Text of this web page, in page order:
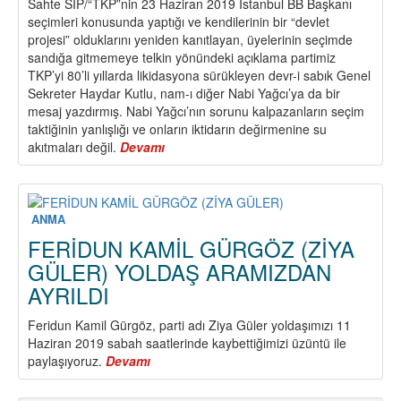
seçimleri konusunda yaptığı ve kendilerinin bir “devlet
projesi” olduklarını yeniden kanıtlayan, üyelerinin seçimde
sandığa gitmemeye telkin yönündeki açıklama partimiz
TKP’yi 80’li yıllarda likidasyona sürükleyen devr-i sabık Genel
Sekreter Haydar Kutlu, nam-ı diğer Nabi Yağcı’ya da bir
mesaj yazdırmış. Nabi Yağcı’nın sorunu kalpazanların seçim
taktiğinin yanlışlığı ve onların iktidarın değirmenine su
akıtmaları değil. Devamı
Devr-
i
Sabık
Sekreter’den
İnciler
ANMA
FERİDUN KAMİL GÜRGÖZ (ZİYA
GÜLER) YOLDAŞ ARAMIZDAN
AYRILDI
Feridun Kamil Gürgöz, parti adı Ziya Güler yoldaşımızı 11
Haziran 2019 sabah saatlerinde kaybettiğimizi üzüntü ile
paylaşıyoruz. Devamı
FERİDUN
KAMİL